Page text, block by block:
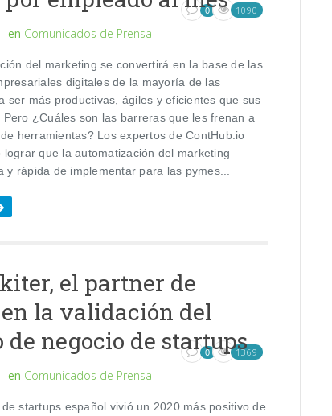
en Comunicados de Prensa
0 1090
del marketing se convertirá en la base de las
digitales de la mayoría de las
ser más productivas, ágiles y eficientes que sus
¿Cuáles son las barreras que les frenan a
herramientas? Los expertos de ContHub.io
lograr que la automatización del marketing
y rápida de implementar para las pymes...
el partner de
la validación del
de negocio de startups
en Comunicados de Prensa
0 1369
startups español vivió un 2020 más positivo de